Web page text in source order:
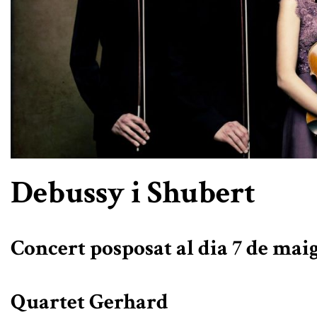
Debussy i Shubert
Concert posposat al dia 7 de
Quartet Gerhard